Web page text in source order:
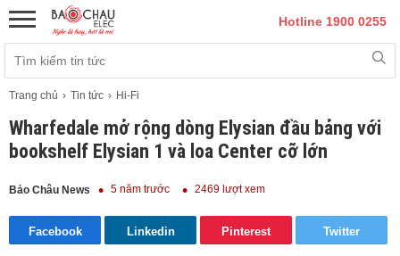
Hotline 1900 0255
Trang chủ Tin tức Hi-Fi
Wharfedale mở rộng dòng Elysian đầu bảng với
bookshelf Elysian 1 và loa Center cỡ lớn
Bảo Châu News 5 năm trước 2469 lượt xem
Facebook Linkedin Pinterest Twitter